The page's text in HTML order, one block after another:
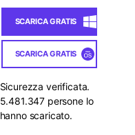
SCARICA GRATIS
SCARICA GRATIS
Sicurezza verificata.
5.481.347 persone lo
hanno scaricato.